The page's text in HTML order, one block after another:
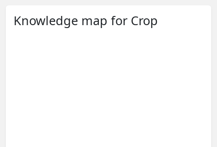
Knowledge map for Crop